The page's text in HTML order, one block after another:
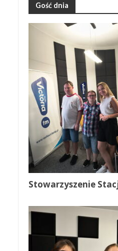
Gość dnia
Stowarzyszenie